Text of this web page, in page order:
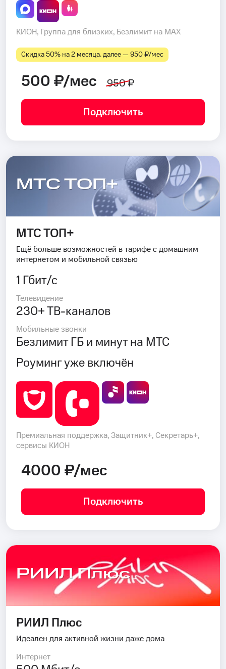
КИОН, Группа для близких, Безлимит на MAX
Скидка 50% на 2 месяца, далее — 950 ₽⁠/⁠мес
500 ₽/мес 950 ₽
Подключить
МТС ТОП+
МТС ТОП+
Ещё больше возможностей в тарифе с домашним
интернетом и мобильной связью
1 Гбит/с
Телевидение
230+ ТВ-каналов
Мобильные звонки
Безлимит ГБ и минут на МТС
Роуминг уже включён
Премиальная поддержка, Защитник+, Секретарь+,
сервисы КИОН
4000 ₽/мес
Подключить
РИИЛ Плюс
РИИЛ Плюс
Идеален для активной жизни даже дома
Интернет